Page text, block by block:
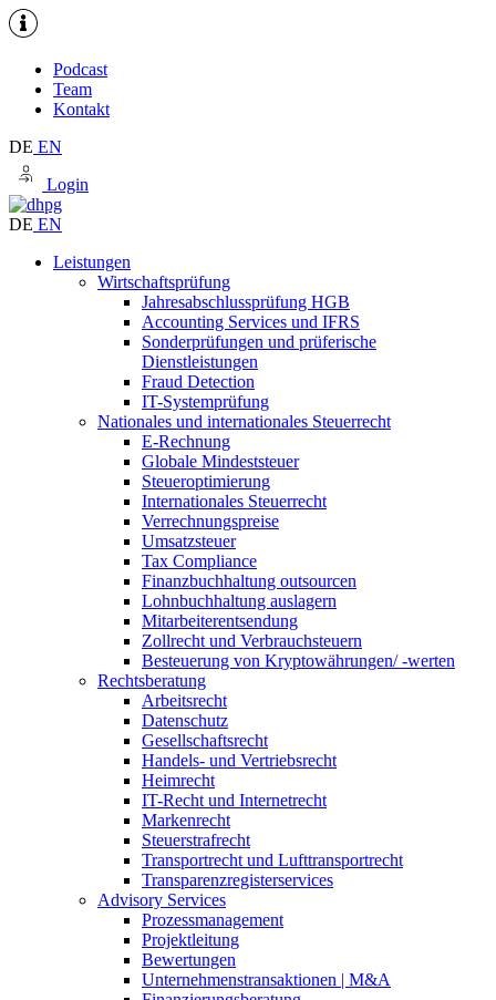
Podcast
Team
Kontakt
DE EN
Login
DE EN
Leistungen
Wirtschaftsprüfung
Jahresabschlussprüfung HGB
Accounting Services und IFRS
Sonderprüfungen und prüferische
Dienstleistungen
Fraud Detection
IT-Systemprüfung
Nationales und internationales Steuerrecht
E-Rechnung
Globale Mindeststeuer
Steueroptimierung
Internationales Steuerrecht
Verrechnungspreise
Umsatzsteuer
Tax Compliance
Finanzbuchhaltung outsourcen
Lohnbuchhaltung auslagern
Mitarbeiterentsendung
Zollrecht und Verbrauchsteuern
Besteuerung von Kryptowährungen/ -werten
Rechtsberatung
Arbeitsrecht
Datenschutz
Gesellschaftsrecht
Handels- und Vertriebsrecht
Heimrecht
IT-Recht und Internetrecht
Markenrecht
Steuerstrafrecht
Transportrecht und Lufttransportrecht
Transparenzregisterservices
Advisory Services
Prozessmanagement
Projektleitung
Bewertungen
Unternehmenstransaktionen | M&A